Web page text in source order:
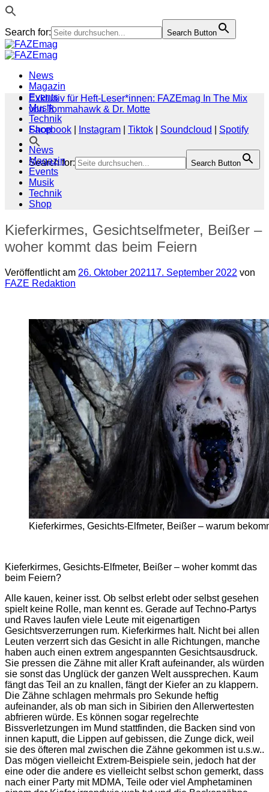
Search for: Search Button
Zum
Inhalt
News
Magazin
Events
Musik
Technik
Shop
Search for: Search Button
Exklusiv für Heft-Leser*innen: FAZEmag In The Mix
von Tommahawk & Dr. Motte
Facebook
Instagram Tiktok Soundcloud
Spotify
News
Magazin
Events
Musik
Technik
Shop
Kieferkirmes, Gesichtselfmeter, Beißer –
woher kommt das beim Feiern
Veröffentlicht am 26. Oktober 202117. September 2022 von
FAZE Redaktion
Kieferkirmes, Gesichts-Elfmeter, Beißer – warum
Kieferkirmes, Gesichts-Elfmeter, Beißer – woher kommt das
beim Feiern?
Alle kauen, keiner isst. Ob selbst erlebt oder selbst gesehen
spielt keine Rolle, man kennt es. Gerade auf Techno-Partys
und Raves laufen viele Leute mit eigenartigen
Gesichtsverzerrungen rum. Kieferkirmes halt. Nicht bei allen
Leuten verzerrt sich das Gesicht in alle Richtungen, manche
haben auch einen extrem angespannten Gesichtsausdruck.
Sie pressen die Zähne mit aller Kraft aufeinander, als würden
sie sonst das Unglück der ganzen Welt aussprechen. Kaum
fängt das Teil an zu knallen, fängt der Kiefer an zu klappern.
Die Zähne schlagen mehrmals pro Sekunde heftig
aufeinander, als ob man sich in Sibirien den Allerwertesten
abfrieren würde. Es können sogar regelrechte
Bissverletzungen im Mund stattfinden, die Backen sind von
innen kaputt, die Lippen auf gebissen, die Zunge dick, weil
sie des öfteren mal zwischen die Zähne gekommen ist u.s.w..
Das mögen vielleicht Extrem-Beispiele sein, jedoch hat der
eine oder die andere es vielleicht selbst schon gemerkt, dass
nach einer Party mit MDMA, Teile oder viel Amphetaminen